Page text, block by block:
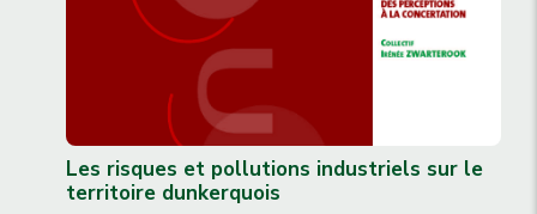
Les risques et pollutions industriels sur le
territoire dunkerquois